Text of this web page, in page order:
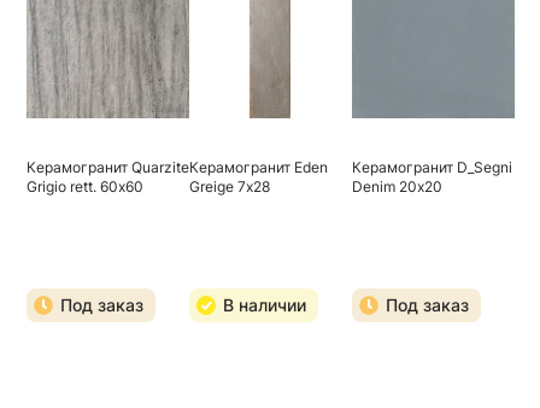
Керамогранит Quarzite
Grigio rett. 60х60
Под заказ
Керамогранит Eden
Greige 7х28
В наличии
Керамогранит D_Segni
Denim 20х20
Под заказ